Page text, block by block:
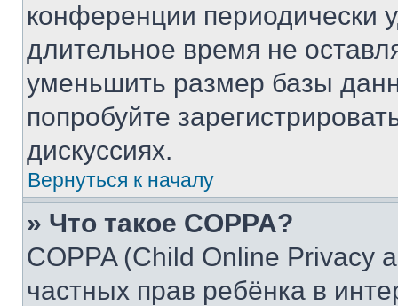
конференции периодически
длительное время не
уменьшить размер базы
попробуйте
дискуссиях.
Вернуться к началу
» Что такое COPPA?
COPPA (Child Online Privacy
частных прав ребёнка в